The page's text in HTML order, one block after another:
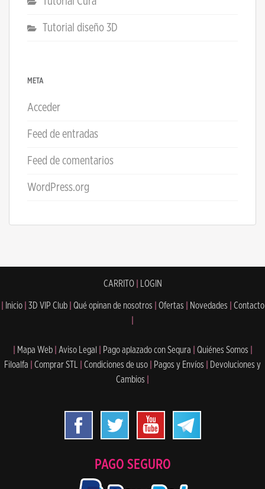
Tutorial diseño 3D
META
Acceder
Feed de entradas
Feed de comentarios
WordPress.org
CARRITO| LOGIN
Inicio 3D VIP Club Qué opinan de nosotros Ofertas Novedades
Contacto
Mapa Web Aviso Legal Pago aplazado con Sequra Quiénes Somos
Filoalfa
Comprar STL Condiciones de uso Pagos y Envíos
Devoluciones y
Cambios
PAGO SEGURO